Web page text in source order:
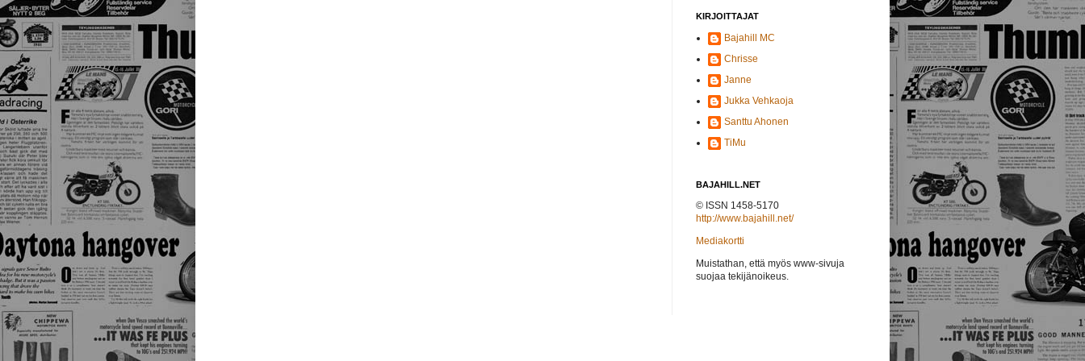
KIRJOITTAJAT
Bajahill MC
Chrisse
Janne
Jukka Vehkaoja
Santtu Ahonen
TiMu
BAJAHILL.NET
© ISSN 1458-5170
http://www.bajahill.net/
Mediakortti
Muistathan, että myös www-sivuja
suojaa tekijänoikeus.